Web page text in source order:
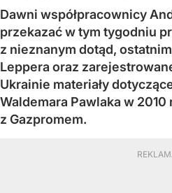
Dawni współpracownicy
przekazać w tym tygodniu
z nieznanym dotąd,
Leppera oraz
Ukrainie materiały
Waldemara Pawlaka w
z Gazpromem.